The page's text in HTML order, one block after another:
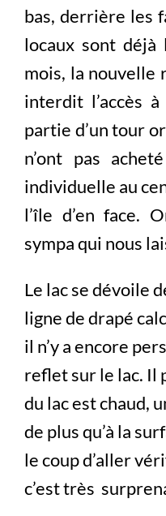
bas, derrière les
locaux sont déjà
mois, la nouvelle
interdit l’accès
partie d’un tour
n’ont pas
individuelle au
l’île d’en face.
sympa qui nous
Le lac se dévoile
ligne de drapé
il n’y a encore
reflet sur le lac. Il
du lac est chaud,
de plus qu’à la
le coup d’aller
c’est très